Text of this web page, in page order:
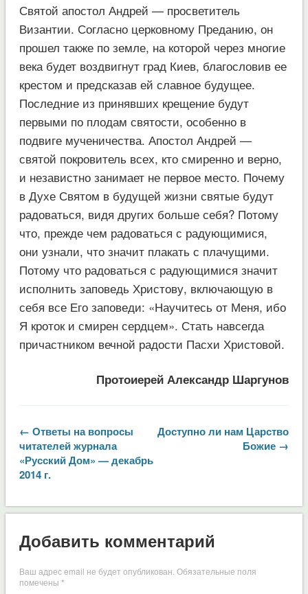
Святой апостол Андрей — просветитель
Византии. Согласно церковному Преданию, он
прошел также по земле, на которой через многие
века будет воздвигнут град Киев, благословив ее
крестом и предсказав ей славное будущее.
Последние из принявших крещение будут
первыми по плодам святости, особенно в
подвиге мученичества. Апостол Андрей —
святой покровитель всех, кто смиренно и верно,
и независтно занимает не первое место. Почему
в Духе Святом в будущей жизни святые будут
радоваться, видя других больше себя? Потому
что, прежде чем радоваться с радующимися,
они узнали, что значит плакать с плачущими.
Потому что радоваться с радующимися значит
исполнить заповедь Христову, включающую в
себя все Его заповеди: «Научитесь от Меня, ибо
Я кроток и смирен сердцем». Стать навсегда
причастником вечной радости Пасхи Христовой.
Протоиерей Александр Шаргунов
← Ответы на вопросы
читателей журнала
«Русский Дом» — декабрь
2014 г.
Доступно ли нам Царство
Божие →
Добавить комментарий
Ваш адрес email не будет опубликован.Обязательные поля
помечены *